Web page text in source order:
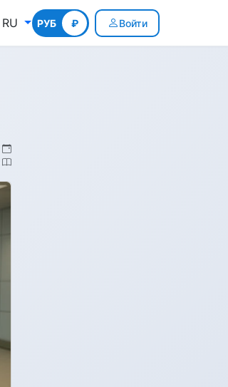
RU РУБ ₽
КГС Войти